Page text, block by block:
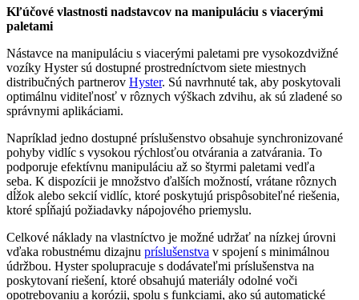
Kľúčové vlastnosti nadstavcov na manipuláciu s viacerými
paletami
Nástavce na manipuláciu s viacerými paletami pre vysokozdvižné
vozíky Hyster sú dostupné prostredníctvom siete miestnych
distribučných partnerov Hyster. Sú navrhnuté tak, aby poskytovali
optimálnu viditeľnosť v rôznych výškach zdvihu, ak sú zladené so
správnymi aplikáciami.
Napríklad jedno dostupné príslušenstvo obsahuje synchronizované
pohyby vidlíc s vysokou rýchlosťou otvárania a zatvárania. To
podporuje efektívnu manipuláciu až so štyrmi paletami vedľa
seba. K dispozícii je množstvo ďalších možností, vrátane rôznych
dĺžok alebo sekcií vidlíc, ktoré poskytujú prispôsobiteľné riešenia,
ktoré spĺňajú požiadavky nápojového priemyslu.
Celkové náklady na vlastníctvo je možné udržať na nízkej úrovni
vďaka robustnému dizajnu príslušenstva v spojení s minimálnou
údržbou. Hyster spolupracuje s dodávateľmi príslušenstva na
poskytovaní riešení, ktoré obsahujú materiály odolné voči
opotrebovaniu a korózii, spolu s funkciami, ako sú automatické